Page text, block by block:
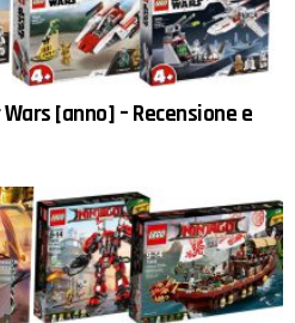
[anno] – Recensione e